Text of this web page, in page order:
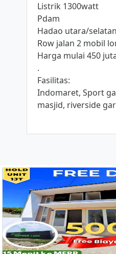
Listrik 1300watt
Pdam
Hadao utara/selatan
Row jalan 2 mobil
Harga mulai 450
.
Fasilitas:
Indomaret, Sport
masjid, riverside